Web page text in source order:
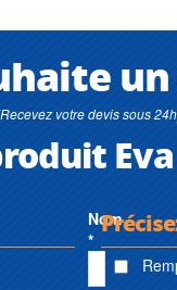
votre devis sous
Nom
*